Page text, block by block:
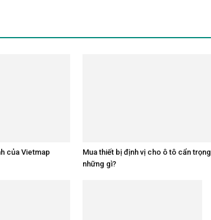
của Vietmap
Mua thiết bị định vị cho ô tô cẩn trọng
những gì?